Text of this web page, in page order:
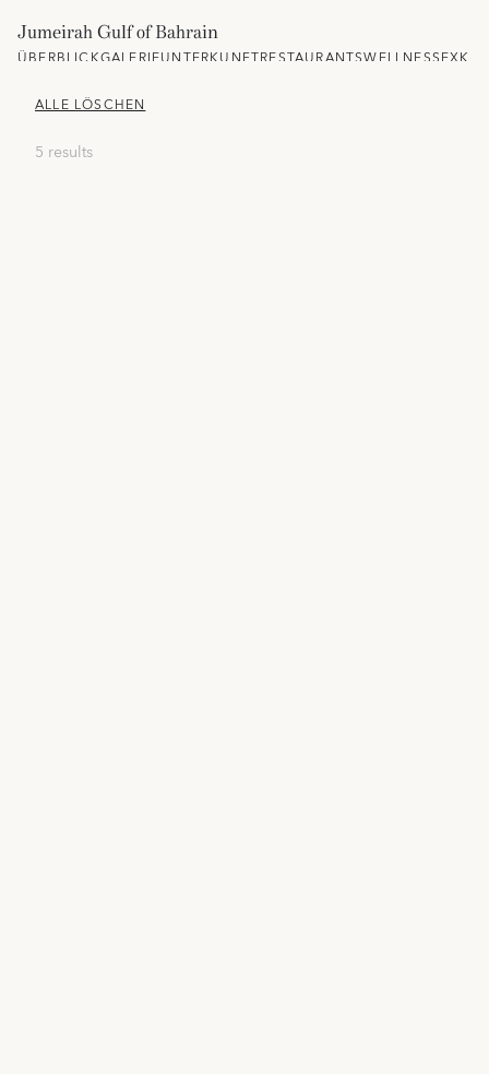
Jumeirah Gulf of Bahrain
ÜBERBLICKGALERIEUNTERKUNFTRESTAURANTSWELLNESS
ALLE LÖSCHEN
5 results